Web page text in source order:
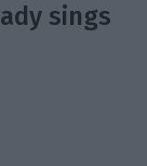
sings